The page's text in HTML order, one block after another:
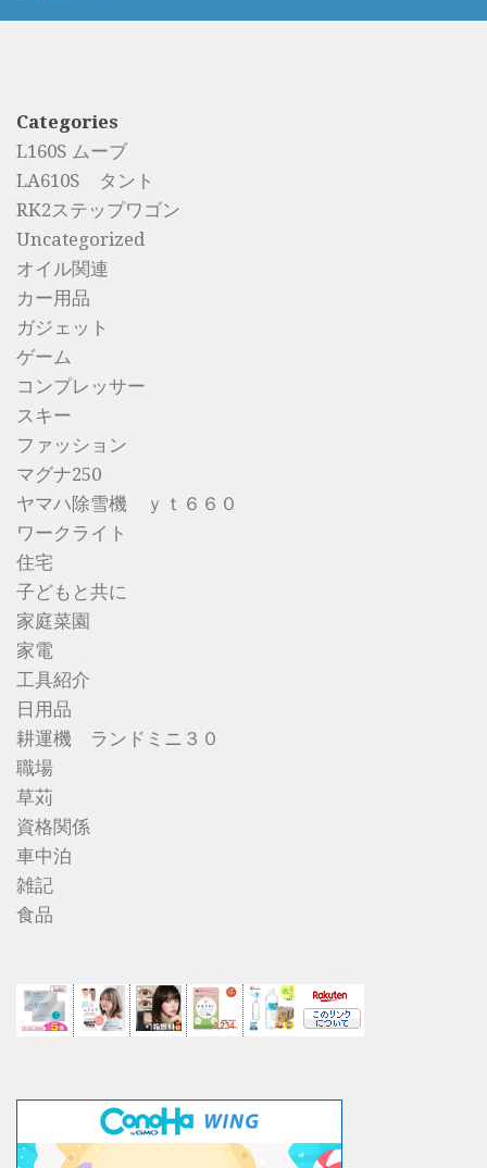
Categories
L160S ムーブ
LA610S タント
RK2ステップワゴン
Uncategorized
オイル関連
カー用品
ガジェット
ゲーム
コンプレッサー
スキー
ファッション
マグナ250
ヤマハ除雪機 ｙｔ６６０
ワークライト
住宅
子どもと共に
家庭菜園
家電
工具紹介
日用品
耕運機 ランドミニ３０
職場
草苅
資格関係
車中泊
雑記
食品